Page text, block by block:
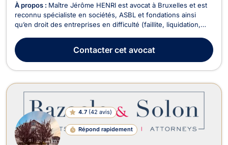
À propos : Maître Jérôme HENRI est avocat à Bruxelles et est
reconnu spécialiste en sociétés, ASBL et fondations ainsi
qu’en droit des entreprises en difficulté (faillite, liquidation,
grande expertise en matière de responsabilité des
administrateurs de sociétés, ASBL et fondat...
Contactercet avocat
4.7 (42 avis)
Répond rapidement